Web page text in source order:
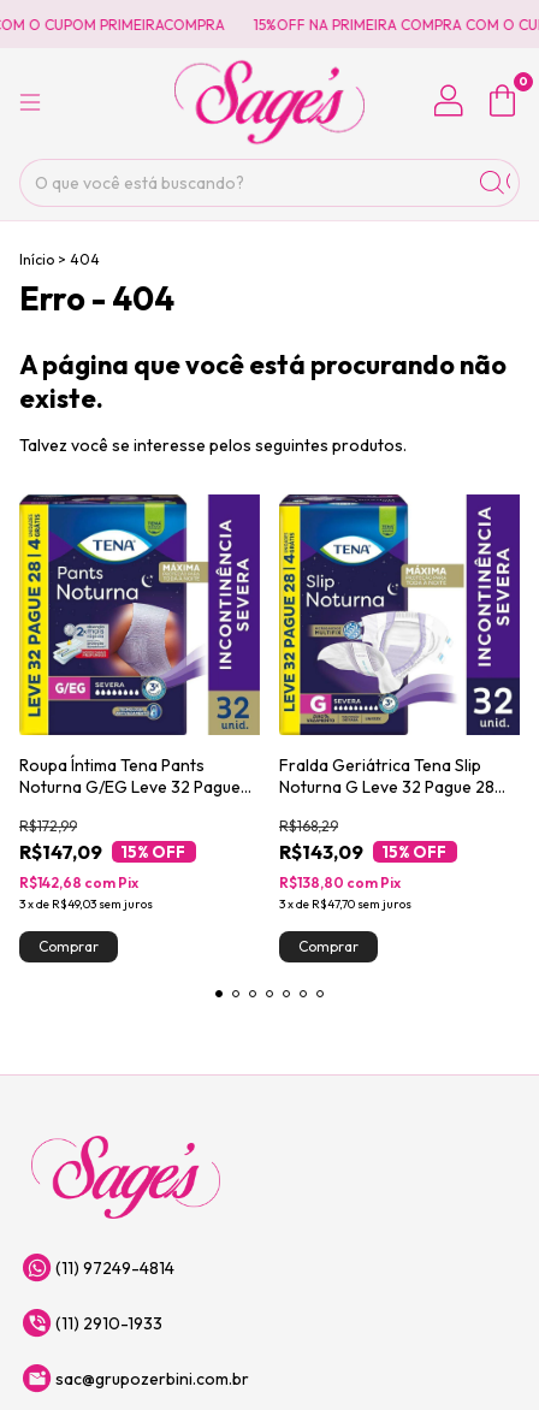
O CUPOM PRIMEIRACOMPRA 15%OFF NA PRIMEIRA COMPRA COM O
0
Início > 404
Erro - 404
A página que você está procurando não
existe.
Talvez você se interesse pelos seguintes produtos.
Roupa Íntima Tena Pants
Noturna G/EG Leve 32 Pague
R$147,09
R$172,99
15% OFF
3xde R$49,03 sem juros
R$142,68 com Pix
Fralda Geriátrica Tena Slip
Noturna G Leve 32 Pague 28
R$143,09
R$168,29
15% OFF
3xde R$47,70 sem juros
R$138,80 com Pix
(11) 97249-4814
(11) 2910-1933
sac@grupozerbini.com.br